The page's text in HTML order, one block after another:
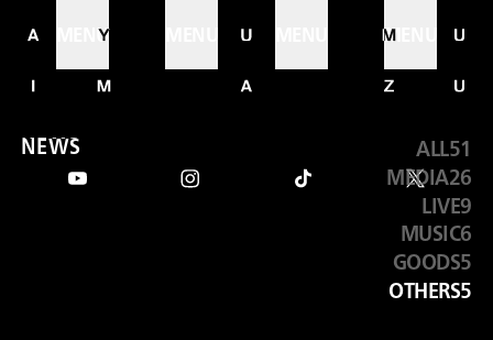
MENU MENU
news
ALL 51
MEDIA26
LIVE9
MUSIC6
GOODS5
OTHERS5